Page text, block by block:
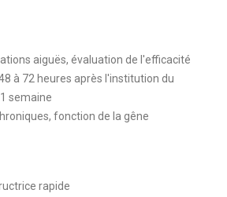
aiguës, évaluation de l'efficacité
à 72 heures après l'institution du
semaine
fonction de la gêne
rapide